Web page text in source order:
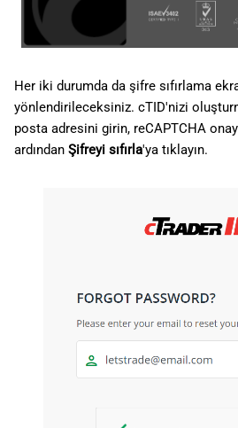
Her iki durumda da şifre sıfırlama
yönlendirileceksiniz. cTID'nizi
posta adresini girin, reCAPTCHA
ardından Şifreyi sıfırla'ya tıklayın.